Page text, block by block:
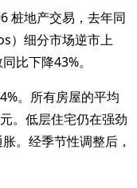
桩地产交易，去年同
）细分市场逆市上
比下降43%。
。所有房屋的平均
。低层住宅仍在强劲
。经季节性调整后，